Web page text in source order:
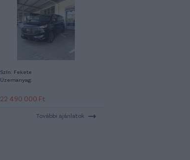
Szín: Fekete
Üzemanyag:
22 490 000 Ft
További ajánlatok